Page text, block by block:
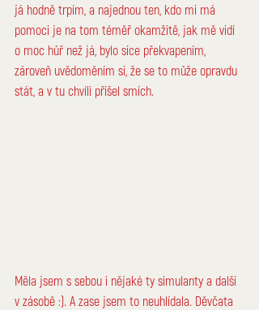
já hodně trpím, a najednou ten, kdo mi má
pomoci je na tom téměř okamžitě, jak mě vidí
o moc hůř než já, bylo sice překvapením,
zároveň uvědoměním si, že se to může opravdu
stát, a v tu chvíli přišel smích
Měla jsem s sebou i nějaké ty simulanty a další
v zásobě :). A zase jsem to neuhlídala. Děvčata